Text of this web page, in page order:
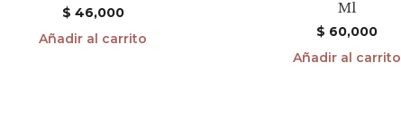
$ 46,000
Añadir al carrito
Ml
$ 60,000
Añadir al carrito